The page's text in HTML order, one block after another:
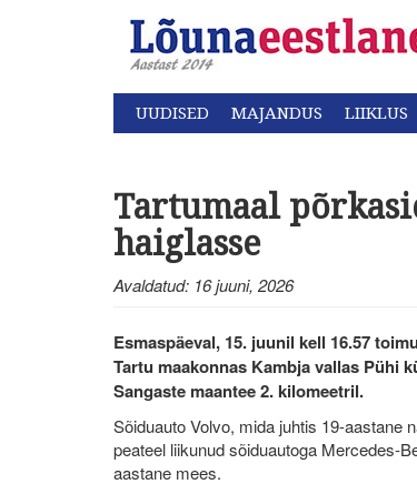
UUDISED MAJANDUS LIIKLUS
Tartumaal
haiglasse
Avaldatud: 16 juuni, 2026
Esmaspäeval, 15. juunil kell 16.57
Tartu maakonnas Kambja vallas Pühi
Sangaste maantee 2. kilomeetril.
Sõiduauto Volvo, mida juhtis 19-aastane
peateel liikunud sõiduautoga Mercedes-
aastane mees.